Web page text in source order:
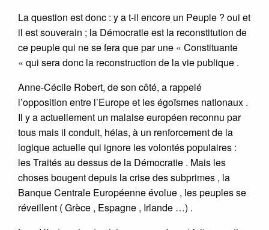
La question est donc : y a t-il encore un Peuple ? oui et
il est souverain ; la Démocratie est la reconstitution de
ce peuple qui ne se fera que par une « Constituante
« qui sera donc la reconstruction de la vie publique .
Anne-Cécile Robert, de son côté, a rappelé
l’opposition entre l’Europe et les égoïsmes nationaux .
Il y a actuellement un malaise européen reconnu par
tous mais il conduit, hélas, à un renforcement de la
logique actuelle qui ignore les volontés populaires :
les Traités au dessus de la Démocratie . Mais les
choses bougent depuis la crise des subprimes , la
Banque Centrale Européenne évolue , les peuples se
réveillent ( Grèce , Espagne , Irlande …) .